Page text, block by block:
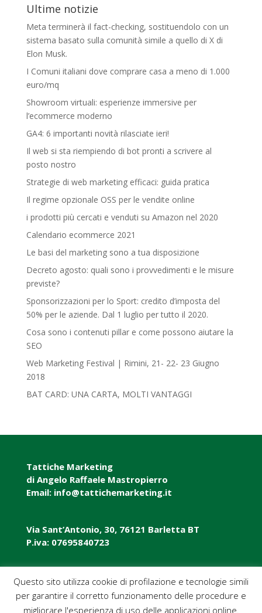
Ultime notizie
Meta terminerà il fact-checking, sostituendolo con un
sistema basato sulla comunità simile a quello di X di
Elon Musk.
I Comuni italiani dove comprare casa a meno di 1.000
euro/mq
Showroom virtuali: esperienze immersive per
l’ecommerce moderno
GA4: 6 importanti novità rilasciate ieri!
Il web si sta riempiendo di bot pronti a scrivere al
posto nostro
Strategie di web marketing efficaci: guida pratica
Il regime opzionale OSS per le vendite online
i prodotti più cercati e venduti su Amazon nel 2020
Calendario ecommerce 2021
Le basi del marketing sono a tua disposizione
Decreto agosto: quali sono i provvedimenti e le misure
previste?
Sponsorizzazioni per lo Sport: credito d’imposta del
50% per le aziende. Dal 1 luglio per tutto il 2020.
Cosa sono i contenuti pillar e come possono aiutare la
SEO
Web Marketing Festival | Rimini, 21- 22- 23 Giugno
2018‎
BAT CARD: UNA CARTA, MOLTI VANTAGGI
Tattiche Marketing
di Angelo Raffaele Mastropierro
Email: info@tattichemarketing.it
Via Sant’Antonio, 30, 76121 Barletta BT
P.iva: 07695840723
P.iva: 07695840723
Pec: tattichemarketing@pec.it
Questo sito utilizza cookie di profilazione e tecnologie simili
per garantire il corretto funzionamento delle procedure e
migliorare l'esperienza di uso delle applicazioni online.